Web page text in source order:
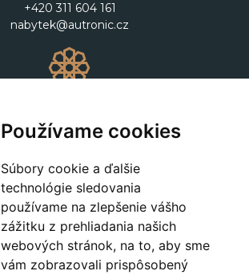
Používame cookies
Súbory cookie a ďalšie
technológie sledovania
používame na zlepšenie vášho
zážitku z prehliadania našich
webových stránok, na to, aby sme
vám zobrazovali prispôsobený
+420 311 604 161
nabytek@autronic.cz
+420 311 604 182
dekorace@autronic.cz